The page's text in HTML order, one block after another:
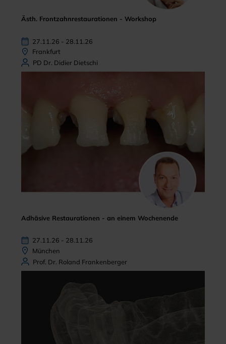
Ästh. Frontzahnrestaurationen - Workshop
27.11.26 - 28.11.26
Frankfurt
PD Dr. Didier Dietschi
Adhäsive Restaurationen - an einem Wochenende
27.11.26 - 28.11.26
München
Prof. Dr. Roland Frankenberger